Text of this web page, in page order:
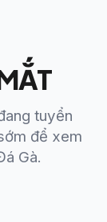
tuyển
để xem
Gà.